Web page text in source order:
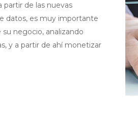
de las nuevas
datos, es muy importante
negocio, analizando
y a partir de ahí monetizar